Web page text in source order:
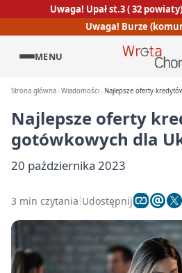
Uwaga! Upał st.3 ( 32
Uwaga! Burze
MENU
Strona główna Wiadomości Najlepsze oferty
Najlepsze oferty
gotówkowych dla
20 października 2023
3 min czytania Udostępnij